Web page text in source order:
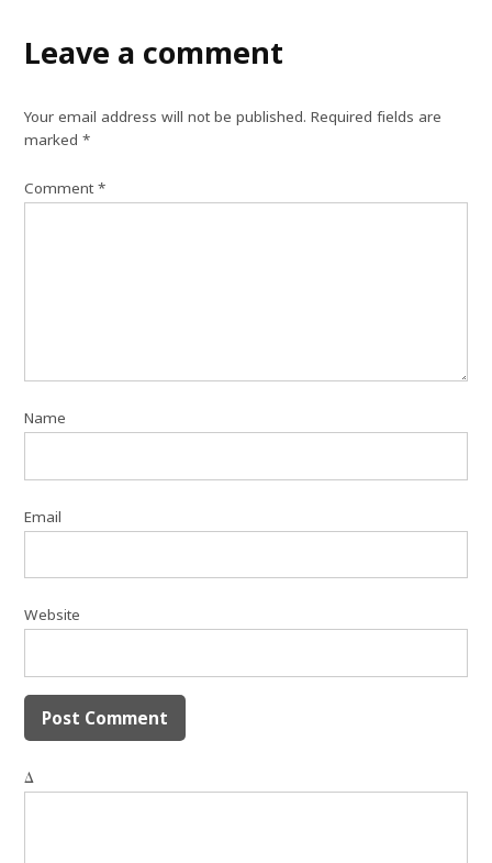
Leave a comment
Your email address will not be published. Required fields are
marked*
Comment*
Name
Email
Website
Δ